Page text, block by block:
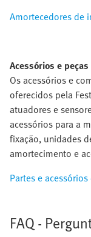
Amortecedores de
Acessórios e
Os acessórios e
oferecidos pela
atuadores e
acessórios para a
fixação, unidades
amortecimento e
Partes e
FAQ -